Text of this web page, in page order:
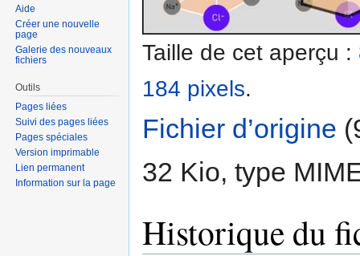
Taille de cet aperçu :
184 pixels.
Fichier d’origine
32 Kio, type
Historique du
Aide
Créer une nouvelle
page
Galerie des nouveaux
fichiers
Outils
Pages liées
Suivi des pages liées
Pages spéciales
Version imprimable
Lien permanent
Information sur la page